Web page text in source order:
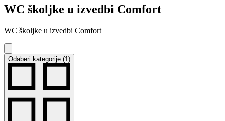
WC školjke u izvedbi Comfort
WC školjke u izvedbi Comfort
Odaberi kategorije (1)